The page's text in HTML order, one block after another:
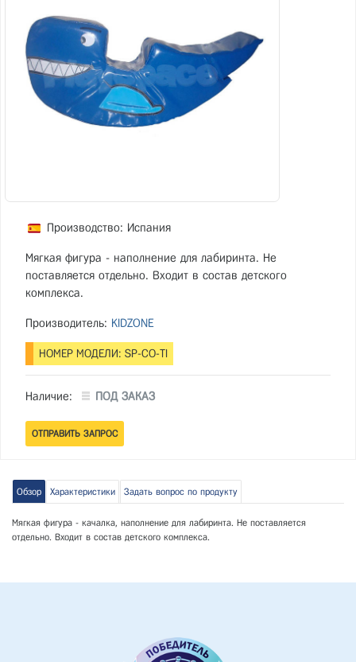
Производство: Испания
Мягкая фигура - наполнение для лабиринта. Не
поставляется отдельно. Входит в состав детского
комплекса.
Производитель: KIDZONE
НОМЕР МОДЕЛИ: SP-CO-TI
Наличие: ПОД ЗАКАЗ
Обзор Характеристики Задать вопрос по продукту
Мягкая фигура - качалка, наполнение для лабиринта. Не поставляется
отдельно. Входит в состав детского комплекса.